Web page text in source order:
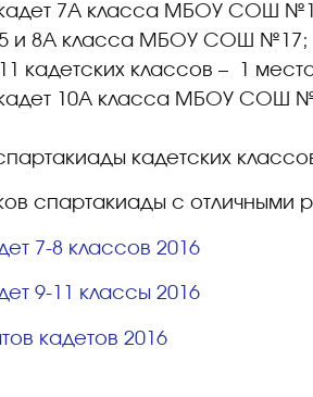
7А класса МБОУ СОШ
и 8А класса МБОУ СОШ №17;
11 кадетских классов – 1
10А класса МБОУ СОШ
кадетских
спартакиады с отличными
7-8 классов 2016
9-11 классы 2016
кадетов 2016